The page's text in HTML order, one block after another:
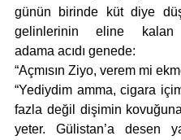
günün birinde küt diye
gelinlerinin eline kalan
adama acıdı genede:
“Yediydim amma, cigara
fazla değil dişimin
yeter. Gülistan’a desen